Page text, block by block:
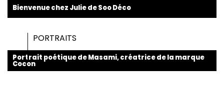
Bienvenue chez Julie de Soo Déco
PORTRAITS
Portrait poétique de Masami, créatrice de la marque
Cocon